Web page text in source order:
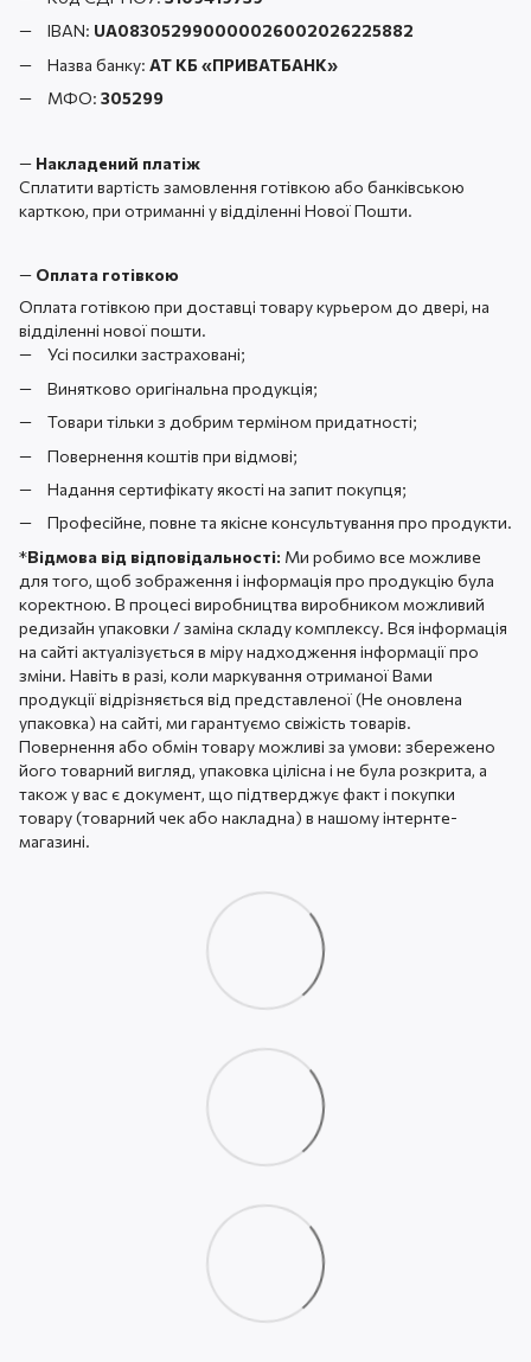
IBAN: UA083052990000026002026225882
Назва банку: АТ КБ «ПРИВАТБАНК»
МФО: 305299
— Накладений платіж
Сплатити вартість замовлення готівкою або банківською
карткою, при отриманні у відділенні Нової Пошти.
— Оплата готівкою
Оплата готівкою при доставці товару курьером до двері, на
відділенні нової пошти.
Усі посилки застраховані;
Винятково оригінальна продукція;
Товари тільки з добрим терміном придатності;
Повернення коштів при відмові;
Надання сертифікату якості на запит покупця;
Професійне, повне та якісне консультування про продукти.
*Відмова від відповідальності: Ми робимо все можливе
для того, щоб зображення і інформація про продукцію була
коректною. В процесі виробництва виробником можливий
редизайн упаковки / заміна складу комплексу. Вся інформація
на сайті актуалізується в міру надходження інформації про
зміни. Навіть в разі, коли маркування отриманої Вами
продукції відрізняється від представленої (Не оновлена ​​
упаковка) на сайті, ми гарантуємо свіжість товарів.
Повернення або обмін товару можливі за умови: збережено
його товарний вигляд, упаковка цілісна і не була розкрита, а
також у вас є документ, що підтверджує факт і покупки
товару (товарний чек або накладна) в нашому інтернте-
магазині.